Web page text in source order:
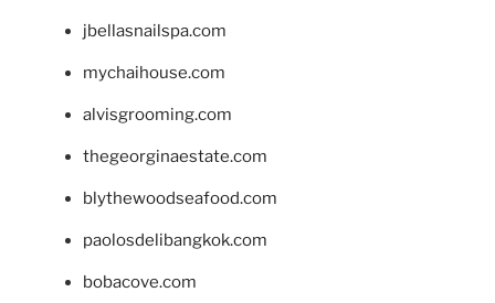
jbellasnailspa.com
mychaihouse.com
alvisgrooming.com
thegeorginaestate.com
blythewoodseafood.com
paolosdelibangkok.com
bobacove.com